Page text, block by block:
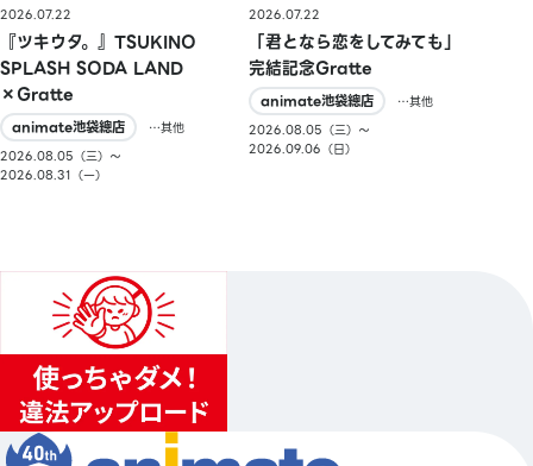
2026.07.22
『ツキウタ。』TSUKINO
SPLASH SODA LAND
×Gratte
animate池袋總店
…其他
2026.08.05（三）〜
2026.08.31（一）
2026.07.22
「君となら恋をしてみても」
完結記念Gratte
animate池袋總店
…其他
2026.08.05（三）〜
2026.09.06（日）